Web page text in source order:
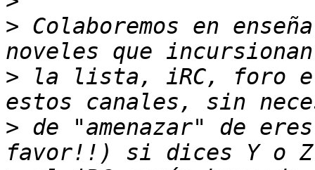
> Colaboremos en
> la lista, iRC, foro
> de "amenazar" de